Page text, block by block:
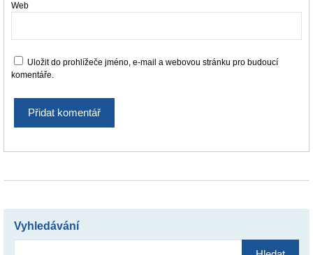
Web
Uložit do prohlížeče jméno, e-mail a webovou stránku pro budoucí
komentáře.
Vyhledávání